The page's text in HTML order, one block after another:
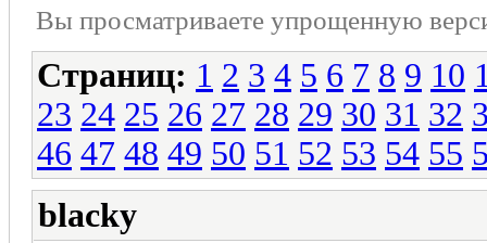
Вы просматриваете yпpощеннyю
Страниц: 1 2 3 4 5 6 7 8 9 10
23 24 25 26 27 28 29 30 31 32
46 47 48 49 50 51 52 53 54 55
blacky